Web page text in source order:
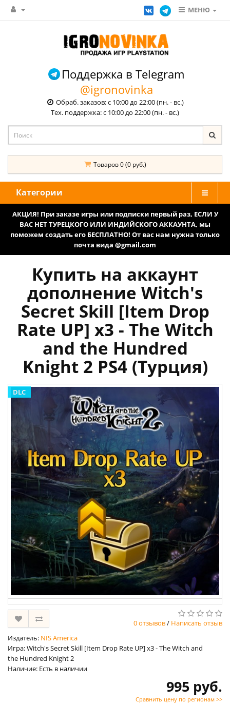
МЕНЮ
Поддержка в Telegram
@igronovinka
Обраб. заказов: с 10:00 до 22:00 (пн. - вс.)
Тех. поддержка: с 10:00 до 22:00 (пн. - вс.)
Товаров 0 (0 руб.)
Категории
АКЦИЯ! При заказе игры или подписки первый раз, ЕСЛИ У
ВАС НЕТ ТУРЕЦКОГО ИЛИ ИНДИЙСКОГО АККАУНТА, мы
поможем создать его БЕСПЛАТНО! От вас нам нужна только
почта вида @gmail.com
Купить на аккаунт
дополнение Witch's
Secret Skill [Item Drop
Rate UP] x3 - The Witch
and the Hundred
Knight 2 PS4 (Турция)
DLC
0 отзывов/ Написать отзыв
Издатель: NIS America
Игра: Witch's Secret Skill [Item Drop Rate UP] x3 - The Witch and
the Hundred Knight 2
Наличие: Есть в наличии
995 руб.
Сравнить цену по регионам >>